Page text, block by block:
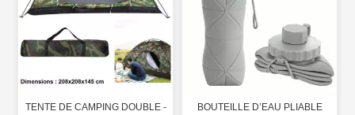
TENTE DE CAMPING DOUBLE -
BOUTEILLE D’EAU PLIABLE